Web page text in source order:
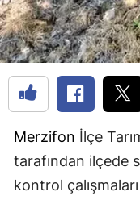
Merzifon İlçe
tarafından ilçede
kontrol